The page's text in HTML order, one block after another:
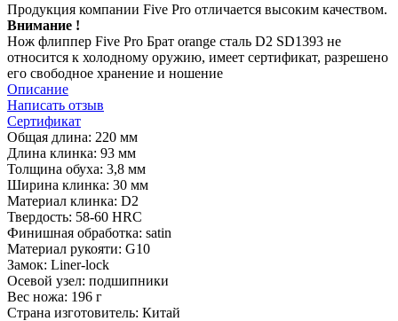
Продукция компании Five Pro отличается высоким качеством.
Внимание !
Нож флиппер Five Pro Брат orange сталь D2 SD1393 не
относится к холодному оружию, имеет сертификат, разрешено
его свободное хранение и ношение
Описание
Написать отзыв
Сертификат
Общая длина: 220 мм
Длина клинка: 93 мм
Толщина обуха: 3,8 мм
Ширина клинка: 30 мм
Материал клинка: D2
Твердость: 58-60 HRC
Финишная обработка: satin
Материал рукояти: G10
Замок: Liner-lock
Осевой узел: подшипники
Вес ножа: 196 г
Страна изготовитель: Китай